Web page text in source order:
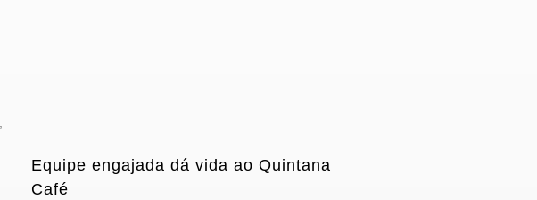
Equipe engajada dá vida ao Quintana
Café